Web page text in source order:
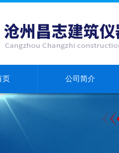
页 公司简介